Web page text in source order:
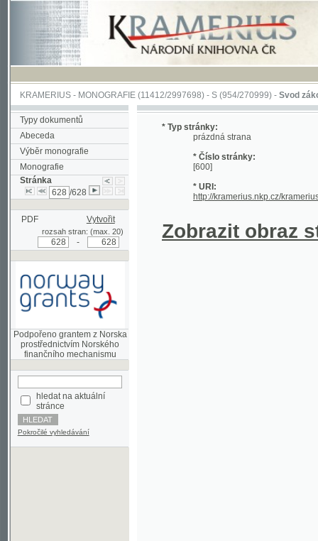
KRAMERIUS-MONOGRAFIE(11412/2997698) -S (954/270999)-Svod zákonův
Typy dokumentů
Abeceda
Výběr monografie
Monografie
Stránka
/628
PDF Vytvořit
rozsah stran: (max. 20)
Podpořeno grantem z Norska
prostřednictvím Norského
hledat na aktuální
stránce
Pokročilé vyhledávání
* Typ stránky:
prázdná strana
* Číslo stránky:
* URI: